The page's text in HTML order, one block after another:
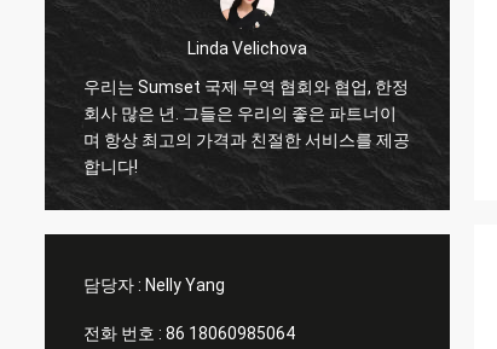
Linda Velichova
우리는 Sumset 국제 무역 협회와 협업, 한정
회사 많은 년. 그들은 우리의 좋은 파트너이
며 항상 최고의 가격과 친절한 서비스를 제공
합니다!
담당자 : Nelly Yang
전화 번호 : 86 18060985064